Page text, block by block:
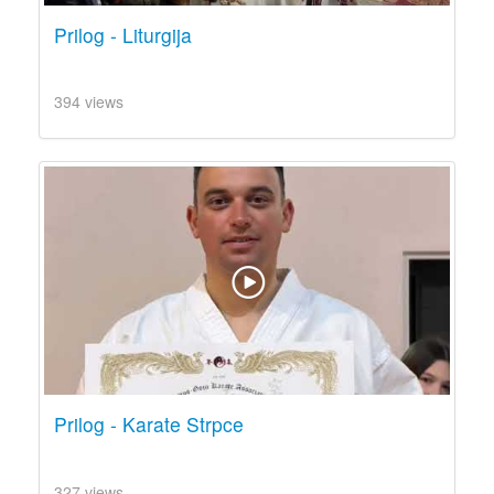
Prilog - Liturgija
394 views
Prilog - Karate Strpce